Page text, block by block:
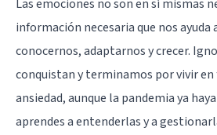
Las emociones no son en sí mismas
información necesaria que nos ayuda
conocernos, adaptarnos y crecer.
conquistan y terminamos por vivir en
ansiedad, aunque la pandemia ya
aprendes a entenderlas y a